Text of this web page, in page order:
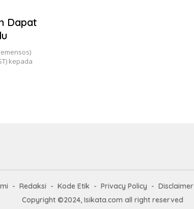
Dapat
kepada
Redaksi Kode Etik Privacy Policy Disclaimer
Copyright ©2024, Isikata.com all right reserved